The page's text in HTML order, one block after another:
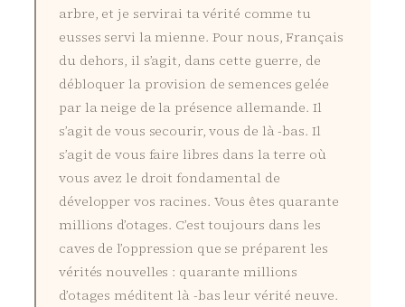
arbre, et je servirai ta vérité comme tu
eusses servi la mienne. Pour nous, Français
du dehors, il s’agit, dans cette guerre, de
débloquer la provision de semences gelée
par la neige de la présence allemande. Il
s’agit de vous secourir, vous de là -bas. Il
s’agit de vous faire libres dans la terre où
vous avez le droit fondamental de
développer vos racines. Vous êtes quarante
millions d’otages. C’est toujours dans les
caves de l’oppression que se préparent les
vérités nouvelles : quarante millions
d’otages méditent là -bas leur vérité neuve.